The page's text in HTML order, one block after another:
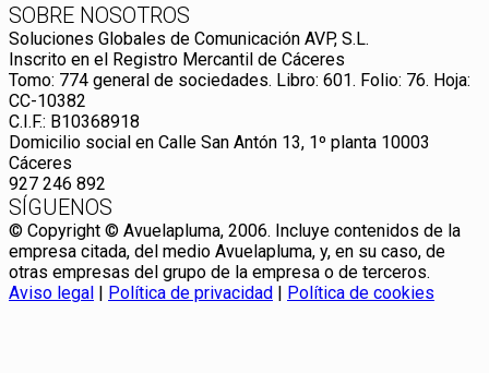
SOBRE NOSOTROS
Soluciones Globales de Comunicación AVP, S.L.
Inscrito en el Registro Mercantil de Cáceres
Tomo: 774 general de sociedades. Libro: 601. Folio: 76. Hoja:
CC-10382
C.I.F.: B10368918
Domicilio social en Calle San Antón 13, 1º planta 10003
Cáceres
927 246 892
SÍGUENOS
© Copyright © Avuelapluma, 2006. Incluye contenidos de la
empresa citada, del medio Avuelapluma, y, en su caso, de
otras empresas del grupo de la empresa o de terceros.
Aviso legal | Política de privacidad | Política de cookies